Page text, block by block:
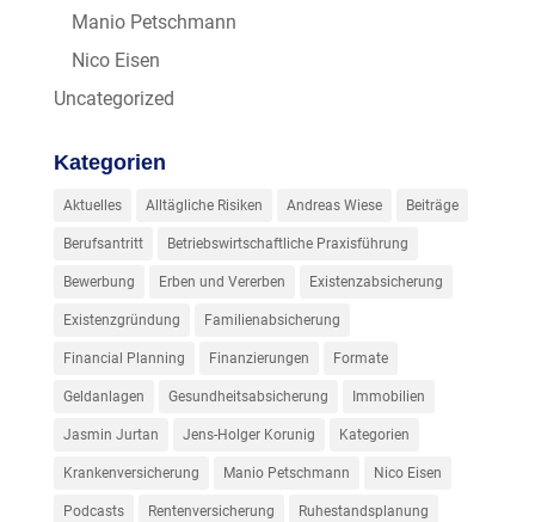
Manio Petschmann
Nico Eisen
Uncategorized
Kategorien
Aktuelles Alltägliche Risiken Andreas Wiese Beiträge
Berufsantritt Betriebswirtschaftliche Praxisführung
Bewerbung Erben und Vererben Existenzabsicherung
Existenzgründung Familienabsicherung
Financial Planning Finanzierungen Formate
Geldanlagen Gesundheitsabsicherung Immobilien
Jasmin Jurtan Jens-Holger Korunig Kategorien
Krankenversicherung Manio Petschmann Nico Eisen
Podcasts Rentenversicherung Ruhestandsplanung